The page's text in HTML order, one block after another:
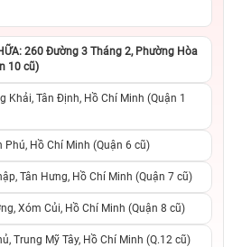
260 Đường 3 Tháng 2, Phường Hòa
10 cũ)
Khải, Tân Định, Hồ Chí Minh (Quận 1
Phú, Hồ Chí Minh (Quận 6 cũ)
Tân Hưng, Hồ Chí Minh (Quận 7 cũ)
Xóm Củi, Hồ Chí Minh (Quận 8 cũ)
Trung Mỹ Tây, Hồ Chí Minh (Q.12 cũ)